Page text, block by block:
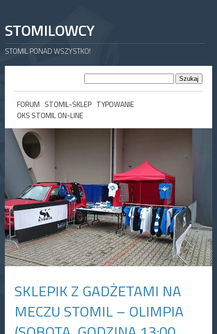
STOMILOWCY
STOMIL PONAD WSZYSTKO!
FORUM STOMIL-SKLEP TYPOWANIE
OKS STOMIL ON-LINE
SKLEPIK Z GADŻETAMI NA
MECZU STOMIL – OLIMPIA